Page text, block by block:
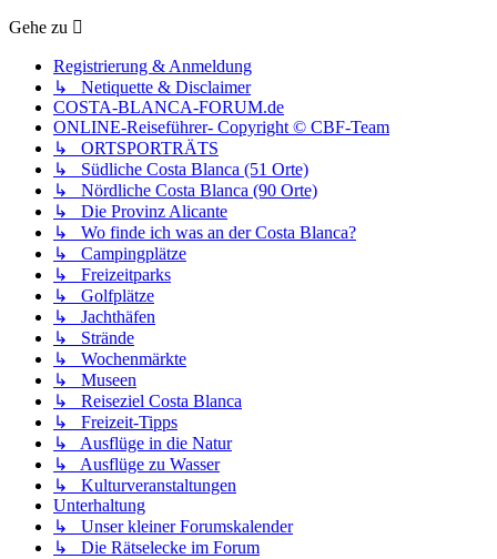
Gehe zu
Registrierung & Anmeldung
↳ Netiquette & Disclaimer
COSTA-BLANCA-FORUM.de
ONLINE-Reiseführer- Copyright © CBF-Team
↳ ORTSPORTRÄTS
↳ Südliche Costa Blanca (51 Orte)
↳ Nördliche Costa Blanca (90 Orte)
↳ Die Provinz Alicante
↳ Wo finde ich was an der Costa Blanca?
↳ Campingplätze
↳ Freizeitparks
↳ Golfplätze
↳ Jachthäfen
↳ Strände
↳ Wochenmärkte
↳ Museen
↳ Reiseziel Costa Blanca
↳ Freizeit-Tipps
↳ Ausflüge in die Natur
↳ Ausflüge zu Wasser
↳ Kulturveranstaltungen
Unterhaltung
↳ Unser kleiner Forumskalender
↳ Die Rätselecke im Forum